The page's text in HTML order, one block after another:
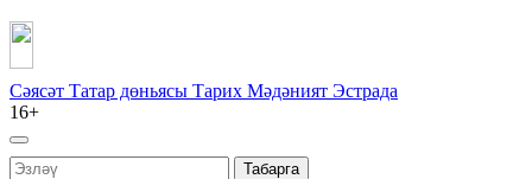
Сәясәт Татар дөньясы Тарих Мәдәният Эстрада
16+
Табарга